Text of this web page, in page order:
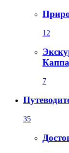
12
7
35